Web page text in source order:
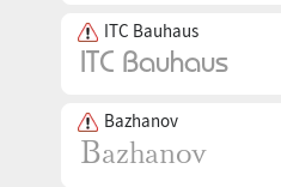
ITC Bauhaus
Bazhanov